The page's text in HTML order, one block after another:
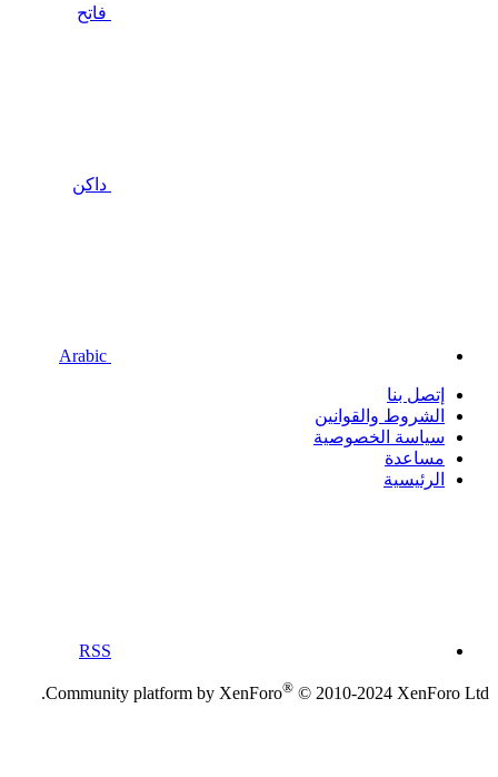
فاتح
داكن
إتصل بنا
الشروط والقوانين
سياسة الخصوصية
مساعدة
الرئيسية
RSS
Community platform by XenForo® © 2010-2024 XenForo Ltd.